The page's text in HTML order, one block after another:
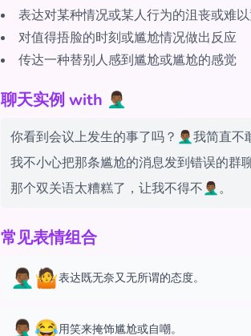
表达对某种情况或某人行为的沮丧或难
对值得捂脸的时刻或尴尬情况做出反应
传达一种替别人感到尴尬或尴尬的感觉
聊天实例 with 🤦🏾‍♂️
你看到会议上发生的事了吗？🤦🏾‍♂️我简直
我不小心把那条尴尬的消息发到错误的群聊
那个双关语太糟糕了，让我不得不🤦🏾‍♂️。
常见表情组合
🤦🏾‍♂️🤷表达既无奈又无所谓的态度。
🤦🏾‍♂️😂用笑来掩饰尴尬或自嘲。